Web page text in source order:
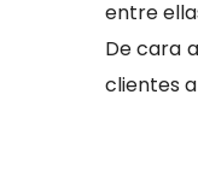
entre ellas
De cara
clientes